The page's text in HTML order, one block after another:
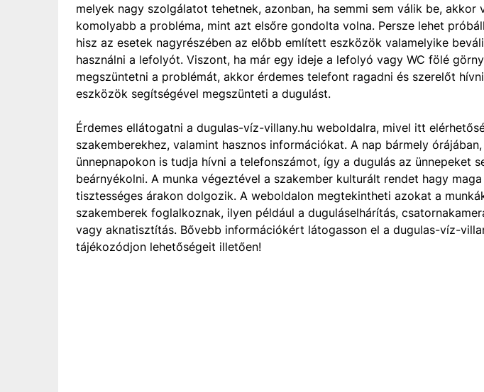
melyek nagy szolgálatot tehetnek, azonban, ha semmi sem válik be, akkor
komolyabb a probléma, mint azt elsőre gondolta volna. Persze lehet
hisz az esetek nagyrészében az előbb említett eszközök valamelyike
használni a lefolyót. Viszont, ha már egy ideje a lefolyó vagy WC fölé
megszüntetni a problémát, akkor érdemes telefont ragadni és szerelőt
eszközök segítségével megszünteti a dugulást.
Érdemes ellátogatni a dugulas-víz-villany.hu weboldalra, mivel itt
szakemberekhez, valamint hasznos információkat. A nap bármely
ünnepnapokon is tudja hívni a telefonszámot, így a dugulás az ünnepeket
beárnyékolni. A munka végeztével a szakember kulturált rendet hagy
tisztességes árakon dolgozik. A weboldalon megtekintheti azokat a
szakemberek foglalkoznak, ilyen például a duguláselhárítás,
vagy aknatisztítás. Bővebb információkért látogasson el a dugulas-víz-
tájékozódjon lehetőségeit illetően!